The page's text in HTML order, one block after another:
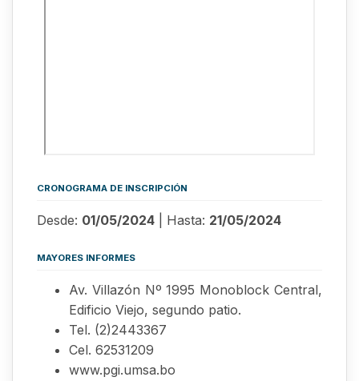
CRONOGRAMA DE INSCRIPCIÓN
Desde: 01/05/2024 | Hasta: 21/05/2024
MAYORES INFORMES
Av. Villazón Nº 1995 Monoblock Central,
Edificio Viejo, segundo patio.
Tel. (2)2443367
Cel. 62531209
www.pgi.umsa.bo